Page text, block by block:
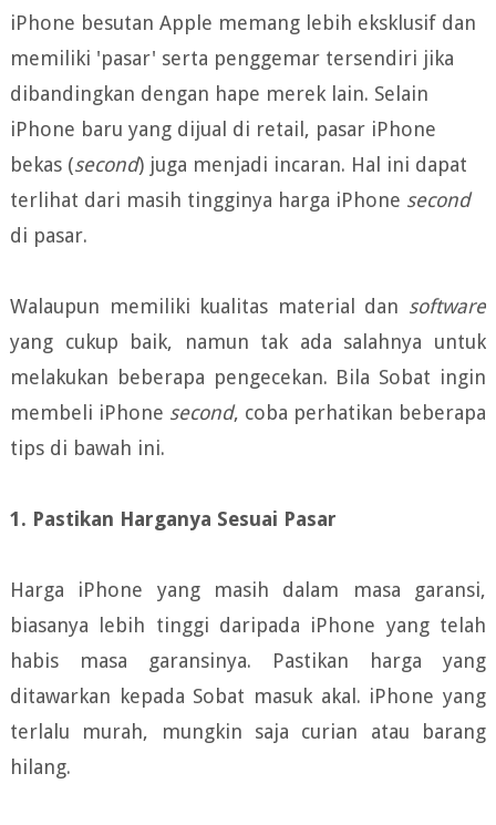
iPhone besutan Apple memang lebih eksklusif dan
memiliki 'pasar' serta penggemar tersendiri jika
dibandingkan dengan hape merek lain. Selain
iPhone baru yang dijual di retail, pasar iPhone
bekas (second) juga menjadi incaran. Hal ini dapat
terlihat dari masih tingginya harga iPhone second
di pasar.
Walaupun memiliki kualitas material dan software
yang cukup baik, namun tak ada salahnya untuk
melakukan beberapa pengecekan. Bila Sobat ingin
membeli iPhone second, coba perhatikan beberapa
tips di bawah ini.
1. Pastikan Harganya Sesuai Pasar
Harga iPhone yang masih dalam masa garansi,
biasanya lebih tinggi daripada iPhone yang telah
habis masa garansinya. Pastikan harga yang
ditawarkan kepada Sobat masuk akal. iPhone yang
terlalu murah, mungkin saja curian atau barang
hilang.